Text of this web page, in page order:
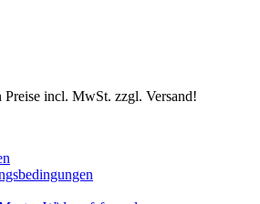
Preise incl. MwSt. zzgl. Versand!